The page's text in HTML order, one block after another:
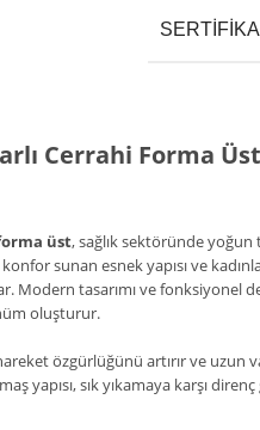
Cerrahi Forma
üst, sağlık sektöründe
sunan esnek yapısı ve
Modern tasarımı ve fonksiyonel
oluşturur.
özgürlüğünü artırır ve uzun
yapısı, sık yıkamaya karşı